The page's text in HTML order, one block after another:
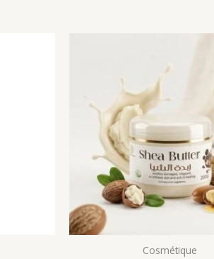
Cosmétique